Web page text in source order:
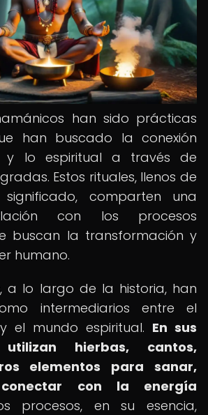
han sido prácticas
han buscado la conexión
y lo espiritual a través de
Estos rituales, llenos de
comparten una
con los procesos
buscan la transformación y
humano.
a lo largo de la historia, han
intermediarios entre el
el mundo espiritual. En sus
utilizan hierbas, cantos,
elementos para sanar,
con la energía
procesos, en su esencia,